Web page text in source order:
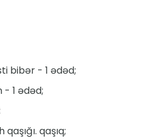
bibər - 1 ədəd;
1 ədəd;
qaşıq;